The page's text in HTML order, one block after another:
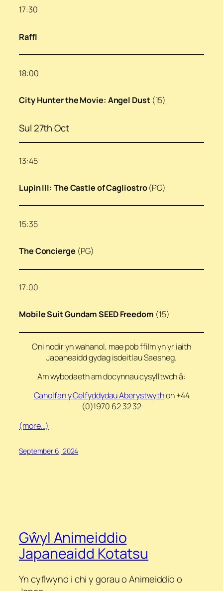
17:30
Raffl
18:00
City Hunter the Movie: Angel Dust (15)
Sul 27th Oct
13:45
Lupin III: The Castle of Cagliostro(PG)
15:35
The Concierge (PG)
17:00
Mobile Suit Gundam SEED Freedom (15)
Oni nodir yn wahanol, mae pob ffilm yn yr iaith
Japaneaidd gydag isdeitlau Saesneg.
Am wybodaeth am docynnau cysylltwch â:
Canolfan y Celfyddydau Aberystwython +44
(0)1970 62 32 32
(more…)
September 6, 2024
Gŵyl Animeiddio
Japaneaidd Kotatsu
Yn cyflwyno i chi y gorau o Animeiddio o